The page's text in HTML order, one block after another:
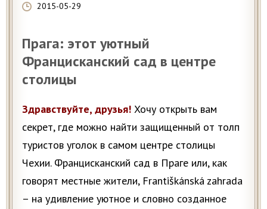
2015-05-29
Прага: этот уютный
Францисканский сад в центре
столицы
Здравствуйте, друзья! Хочу открыть вам
секрет, где можно найти защищенный от толп
туристов уголок в самом центре столицы
Чехии. Францисканский сад в Праге или, как
говорят местные жители, Františkánská zahrada
– на удивление уютное и словно созданное